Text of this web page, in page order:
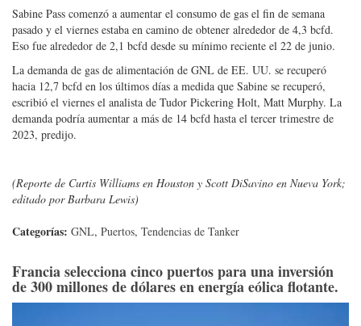
Sabine Pass comenzó a aumentar el consumo de gas el fin de semana
pasado y el viernes estaba en camino de obtener alrededor de 4,3 bcfd.
Eso fue alrededor de 2,1 bcfd desde su mínimo reciente el 22 de junio.
La demanda de gas de alimentación de GNL de EE. UU. se recuperó
hacia 12,7 bcfd en los últimos días a medida que Sabine se recuperó,
escribió el viernes el analista de Tudor Pickering Holt, Matt Murphy. La
demanda podría aumentar a más de 14 bcfd hasta el tercer trimestre de
2023, predijo.
(Reporte de Curtis Williams en Houston y Scott DiSavino en Nueva York;
editado por Barbara Lewis)
Categorías: GNL, Puertos, Tendencias de Tanker
Francia selecciona cinco puertos para una inversión
de 300 millones de dólares en energía eólica flotante.